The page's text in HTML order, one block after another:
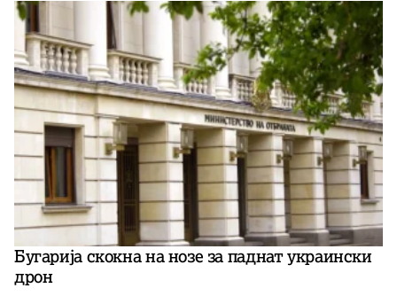
Бугарија скокна на нозе за паднат украински
дрон